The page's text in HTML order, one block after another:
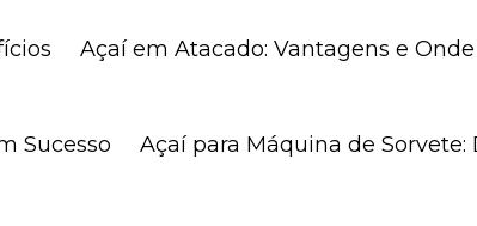
Açaí em Atacado: Vantagens e
Sucesso Açaí para Máquina de